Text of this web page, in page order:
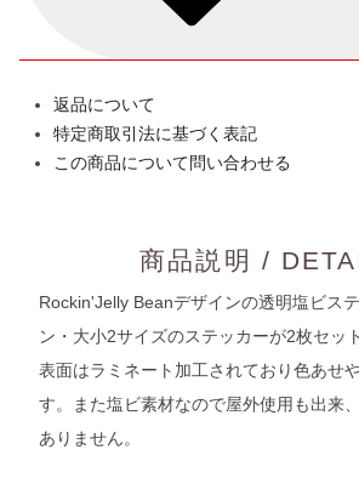
返品について
特定商取引法に基づく表記
この商品について問い合わせる
商品説明 /
Rockin'Jelly Beanデザインの透明塩ビス
ン・大小2サイズのステッカーが2枚セッ
表面はラミネート加工されており色あせ
す。また塩ビ素材なので屋外使用も出来
ありません。